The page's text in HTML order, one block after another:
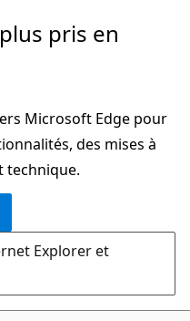
pris en
Microsoft Edge pour
des mises à
technique.
Explorer et